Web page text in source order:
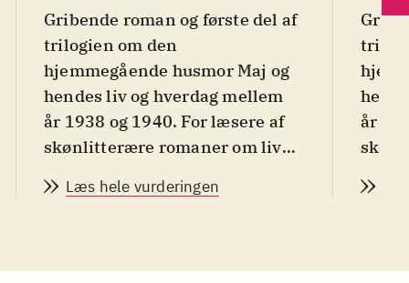
Gribende roman og første del af
trilogien om den
hjemmegående husmor Maj og
hendes liv og hverdag mellem
år 1938 og 1940. For læsere af
skønlitterære romaner om livet
især for læsere som holder af
skildrer i romanen kvinders
Læs hele vurderingen
år
især